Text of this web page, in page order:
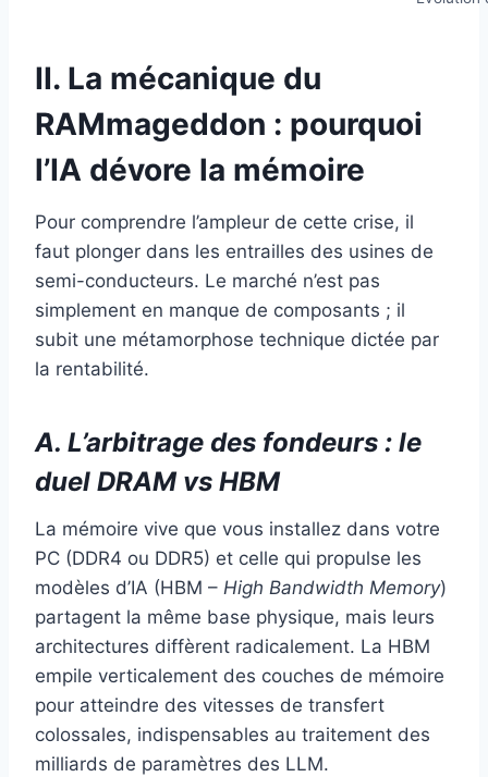
II. La mécanique du
RAMmageddon : pourquoi
l’IA dévore la mémoire
Pour comprendre l’ampleur de cette crise, il
faut plonger dans les entrailles des usines de
semi-conducteurs. Le marché n’est pas
simplement en manque de composants ; il
subit une métamorphose technique dictée par
la rentabilité.
A. L’arbitrage des fondeurs : le
duel DRAM vs HBM
La mémoire vive que vous installez dans votre
PC (DDR4 ou DDR5) et celle qui propulse les
modèles d’IA (HBM – High Bandwidth Memory)
partagent la même base physique, mais leurs
architectures diffèrent radicalement. La HBM
empile verticalement des couches de mémoire
pour atteindre des vitesses de transfert
colossales, indispensables au traitement des
milliards de paramètres des LLM.